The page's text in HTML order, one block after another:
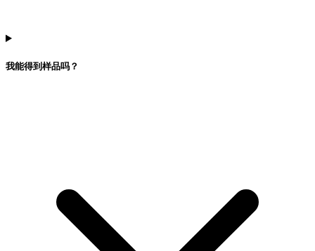
我能得到样品吗？